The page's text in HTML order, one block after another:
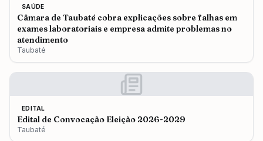
SAÚDE
Câmara de Taubaté cobra explicações sobre falhas em
exames laboratoriais e empresa admite problemas no
atendimento
Taubaté
EDITAL
Edital de Convocação Eleição 2026-2029
Taubaté